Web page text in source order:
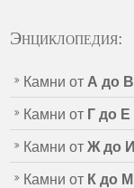
Энциклопедия:
Камни от А до В
Камни от Г до Е
Камни отЖ до И
Камни от К до М